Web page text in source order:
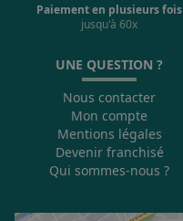
Paiement en plusieurs fois
jusqu'à 60x
UNE QUESTION ?
Nous contacter
Mon compte
Mentions légales
Devenir franchisé
Qui sommes-nous ?